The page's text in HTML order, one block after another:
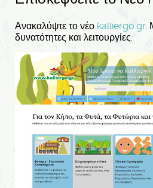
Ανακαλύψτε το νέο kalliergo.gr.
δυνατότητες και λειτουργίες.